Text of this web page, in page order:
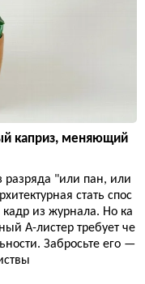
каприз, меняющий
разряда "или пан, или
стать спос
из журнала. Но ка
А-листер требует че
Забросьте его —